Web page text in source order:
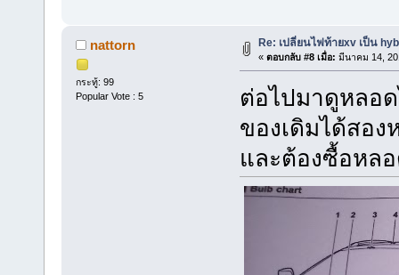
nattorn
กระทู้: 99
Popular Vote : 5
Re: เปลี่ยนไฟท้ายxv เป็น
« ตอบกลับ #8 เมื่อ: มีนาคม 14,
ต่อไปมาดูหลอ
ของเดิมได้สอง
และต้องซื้อหล